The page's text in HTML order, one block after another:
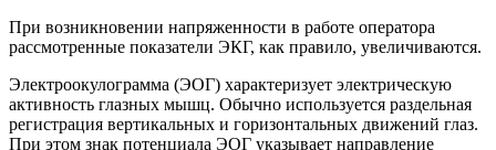
При возникновении напряженности в работе оператора
рассмотренные показатели ЭКГ, как правило, увеличиваются.
Электроокулограмма (ЭОГ) характеризует электрическую
активность глазных мышц. Обычно используется раздельная
регистрация вертикальных и горизонтальных движений глаз.
При этом знак потенциала ЭОГ указывает направление